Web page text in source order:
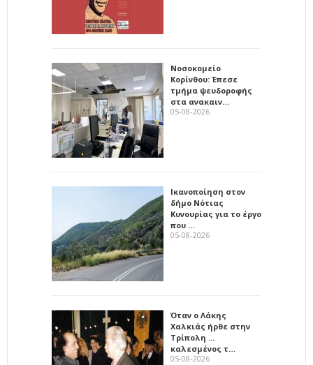
Νοσοκομείο
Κορίνθου: Έπεσε
τμήμα ψευδοροφής
στα ανακαιν…
05-08-2026
Ικανοποίηση στον
δήμο Νότιας
Κυνουρίας για το έργο
που …
05-08-2026
Όταν ο Λάκης
Χαλκιάς ήρθε στην
Τρίπολη ...
καλεσμένος τ…
05-08-2026